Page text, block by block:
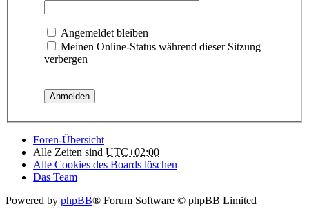
Angemeldet bleiben
Meinen Online-Status während dieser Sitzung
verbergen
Foren-Übersicht
Alle Zeiten sind UTC+02:00
Alle Cookies des Boards löschen
Das Team
Powered by phpBB® Forum Software © phpBB Limited